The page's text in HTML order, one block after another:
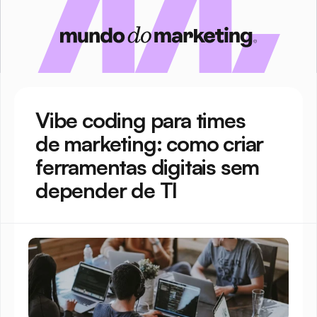
Vibe coding para times
de marketing: como criar
ferramentas digitais sem
depender de TI